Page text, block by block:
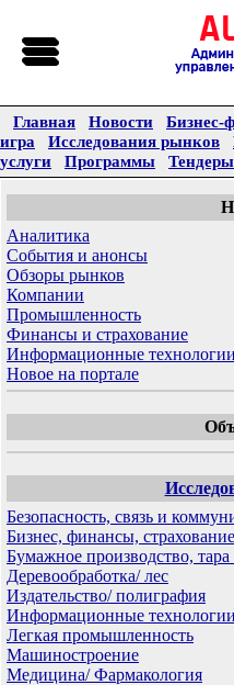
Главная Новости Бизнес-
игра
Исследования рынков
услуги
Программы Тендеры
Аналитика
События и анонсы
Обзоры рынков
Компании
Промышленность
Финансы и страхование
Информационные технологии
Новое на портале
Безопасность, связь и
Бизнес, финансы,
Бумажное производство, тара
Деревообработка/ лес
Издательство/ полиграфия
Информационные
Легкая промышленность
Машиностроение
Медицина/ Фармакология